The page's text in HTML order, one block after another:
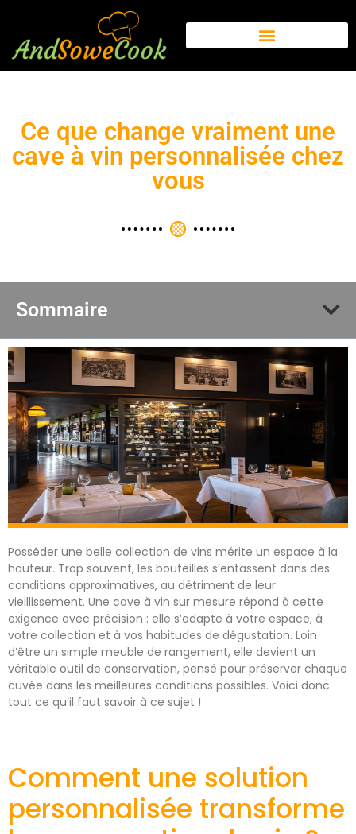
Ce que change vraiment une
cave à vin personnalisée chez
vous
Sommaire
Posséder une belle collection de vins mérite un espace à la
hauteur. Trop souvent, les bouteilles s’entassent dans des
conditions approximatives, au détriment de leur
vieillissement. Une cave à vin sur mesure répond à cette
exigence avec précision : elle s’adapte à votre espace, à
votre collection et à vos habitudes de dégustation. Loin
d’être un simple meuble de rangement, elle devient un
véritable outil de conservation, pensé pour préserver chaque
cuvée dans les meilleures conditions possibles. Voici donc
tout ce qu’il faut savoir à ce sujet !
Comment une solution
personnalisée transforme